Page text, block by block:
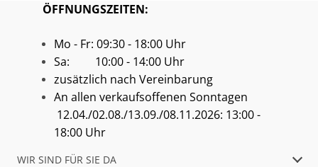
ÖFFNUNGSZEITEN:
Mo - Fr: 09:30 - 18:00 Uhr
Sa: 10:00 - 14:00 Uhr
zusätzlich nach Vereinbarung
An allen verkaufsoffenen Sonntagen
12.04./02.08./13.09./08.11.2026: 13:00 -
18:00 Uhr
WIR SIND FÜR SIE DA